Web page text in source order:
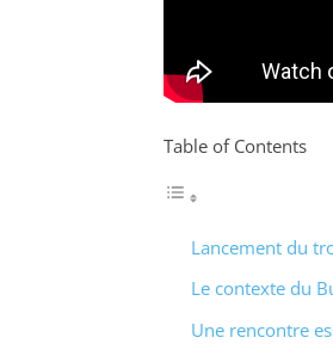
Table of Contents
Lancement du
Le contexte du
Une rencontre